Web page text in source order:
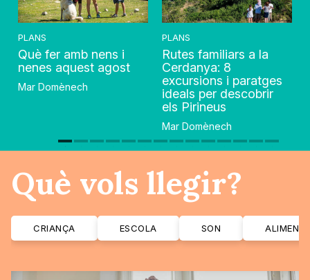
PLANS
Què fer amb nens i
nenes aquest agost
Mar Domènech
PLANS
Rutes familiars a la
Cerdanya: 8
excursions i paratges
ideals per descobrir
els Pirineus
Mar Domènech
Què vols llegir?
CRIANÇA ESCOLA SON